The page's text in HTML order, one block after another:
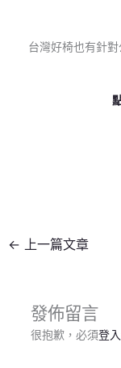
台灣好椅也有針
← 上一篇文章
發佈留言
很抱歉，必須登入